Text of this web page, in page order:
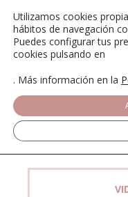
Utilizamos cookies
hábitos de navegación
Puedes configurar tus
cookies pulsando en
. Más información en la